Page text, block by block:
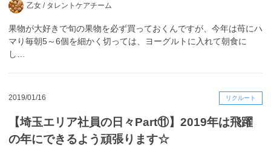
乙女 / タレントケアチーム
果物が大好きで旬の果物を必ず買っておくんですが、今年は苺にハ
マり毎朝5～6個を細かく切っては、ヨーグルトに入れて朝食に
し…
2019/01/16 リクルート
【埼玉エリア社員の日々Part⑪】2019年は飛躍
の年にできるよう頑張ります☆